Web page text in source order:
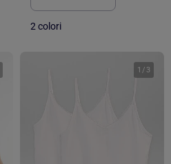
2 colori
1 / 3